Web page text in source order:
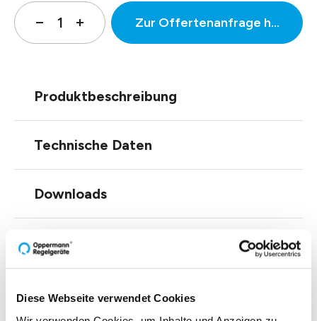
Diese Webseite verwendet Cookies
Zur Offertenanfrage
Produktbeschreibung
Technische Daten
Downloads
Zubehör